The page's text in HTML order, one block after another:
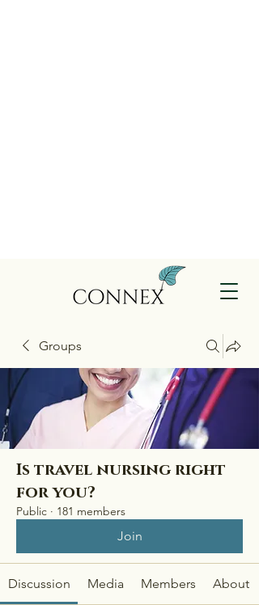
Groups
Is travel nursing right
for you?
Public · 181 members
Join
Discussion Media Members About